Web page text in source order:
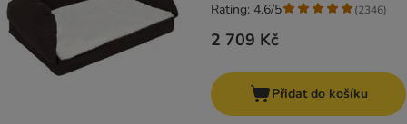
2 709 Kč
Rating: 4.6/5 (2346)
Přidat do košíku